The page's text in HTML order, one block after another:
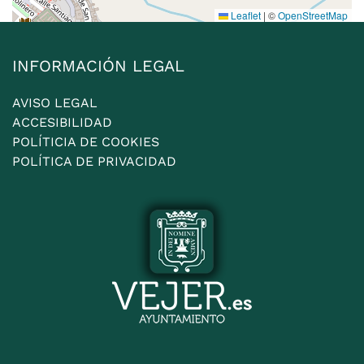
Leaflet | ©OpenStreetMap
INFORMACIÓN LEGAL
AVISO LEGAL
ACCESIBILIDAD
POLÍTICIA DE COOKIES
POLÍTICA DE PRIVACIDAD